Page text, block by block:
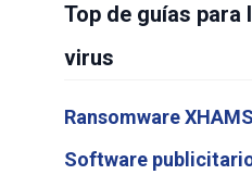
Top de guías para
virus
Ransomware
Software